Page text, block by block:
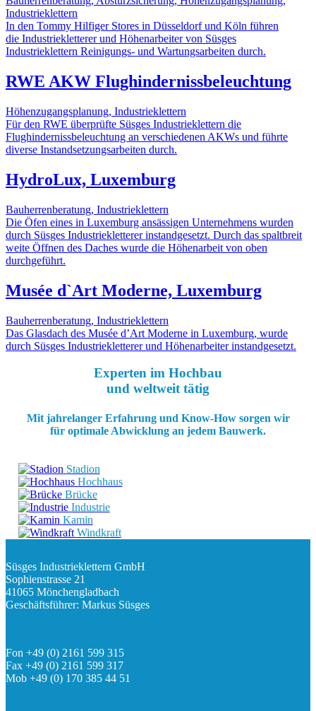
Industrieklettern
In den Tommy Hilfiger Stores in Düsseldorf und Köln führen
die Industriekletterer und Höhenarbeiter von Süsges
Industrieklettern Reinigungs- und Wartungsarbeiten durch.
RWE AKW Flughindernissbeleuchtung
Höhenzugangsplanung, Industrieklettern
Für den RWE überprüfte Süsges Industrieklettern die
Flughindernissbeleuchtung an verschiedenen AKWs und führte
diverse Instandsetzungsarbeiten durch.
HydroLux, Luxemburg
Bauherrenberatung, Industrieklettern
Die Öfen eines in Luxemburg ansässigen Unternehmens wurden
durch Süsges Industriekletterer instandgesetzt. Durch das spaltbreit
weite Öffnen des Daches wurde die Höhenarbeit von oben
durchgeführt.
Musée d`Art Moderne, Luxemburg
Bauherrenberatung, Industrieklettern
Das Glasdach des Musée d’Art Moderne in Luxemburg, wurde
durch Süsges Industriekletterer und Höhenarbeiter instandgesetzt.
Experten im Hochbau
und weltweit tätig
Mit jahrelanger Erfahrung und Know-How sorgen wir
für optimale Abwicklung an jedem Bauwerk.
Stadion
Hochhaus
Brücke
Industrie
Kamin
Windkraft
Süsges Industrieklettern GmbH
Sophienstrasse 21
41065 Mönchengladbach
Geschäftsführer: Markus Süsges
Fon +49 (0) 2161 599 315
Fax +49 (0) 2161 599 317
Mob +49 (0) 170 385 44 51